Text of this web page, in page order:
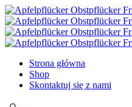
Strona główna
Shop
Skontaktuj się z nami